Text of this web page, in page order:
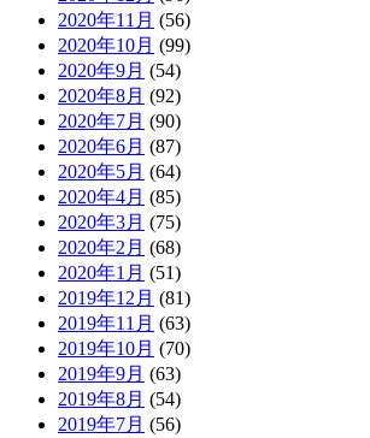
2020年11月 (56)
2020年10月 (99)
2020年9月 (54)
2020年8月 (92)
2020年7月 (90)
2020年6月 (87)
2020年5月 (64)
2020年4月 (85)
2020年3月 (75)
2020年2月 (68)
2020年1月 (51)
2019年12月 (81)
2019年11月 (63)
2019年10月 (70)
2019年9月 (63)
2019年8月 (54)
2019年7月 (56)